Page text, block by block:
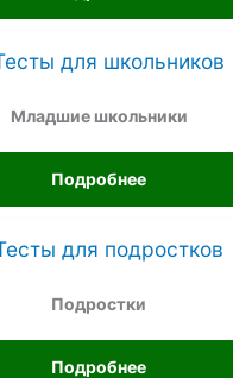
Младшие школьники
Подробнее
Подростки
Подробнее